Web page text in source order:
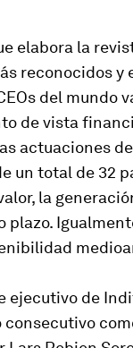
elabora la
reconocidos y
del mundo
de vista
actuaciones
un total de 32
la
plazo.
ejecutivo de
consecutivo